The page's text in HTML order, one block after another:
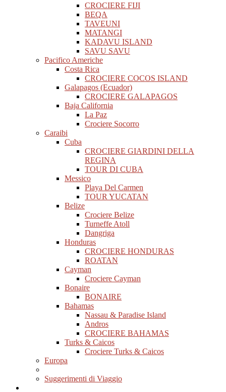
CROCIERE FIJI
BEQA
TAVEUNI
MATANGI
KADAVU ISLAND
SAVU SAVU
Pacifico Americhe
Costa Rica
CROCIERE COCOS ISLAND
Galapagos (Ecuador)
CROCIERE GALAPAGOS
Baja California
La Paz
Crociere Socorro
Caraibi
Cuba
CROCIERE GIARDINI DELLA
REGINA
TOUR DI CUBA
Messico
Playa Del Carmen
TOUR YUCATAN
Belize
Crociere Belize
Turneffe Atoll
Dangriga
Honduras
CROCIERE HONDURAS
ROATAN
Cayman
Crociere Cayman
Bonaire
BONAIRE
Bahamas
Nassau & Paradise Island
Andros
CROCIERE BAHAMAS
Turks & Caicos
Crociere Turks & Caicos
Europa
Suggerimenti di Viaggio